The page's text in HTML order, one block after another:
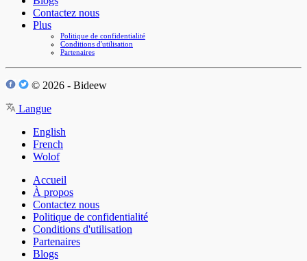
Contactez nous
Plus
Politique de confidentialité
Conditions d'utilisation
Partenaires
© 2026 - Bideew
Langue
English
French
Wolof
Accueil
À propos
Contactez nous
Politique de confidentialité
Conditions d'utilisation
Partenaires
Blogs